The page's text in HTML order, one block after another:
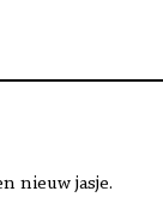
nieuw jasje.